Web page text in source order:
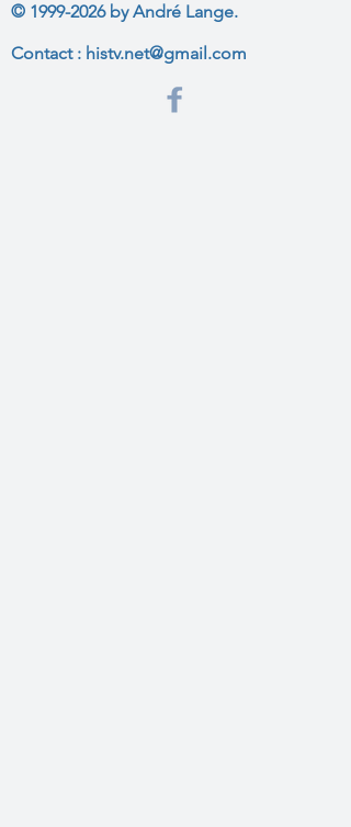
© 1999-2026by André Lange.
Contact : histv.net@gmail.com